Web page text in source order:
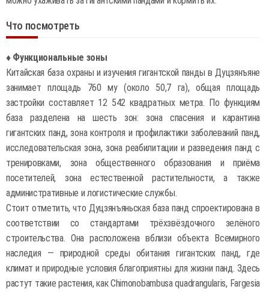
Что посмотреть
♦ Функциональные зоны
Китайская база охраны и изучения гигантской панды в Дуцзянъяне
занимает площадь 760 му (около 50,7 га), общая площадь
застройки составляет 12 542 квадратных метра. По функциям
база разделена на шесть зон: зона спасения и карантина
гигантских панд, зона контроля и профилактики заболеваний панд,
исследовательская зона, зона реабилитации и разведения панд с
тренировками, зона общественного образования и приёма
посетителей, зона естественной растительности, а также
административные и логистические службы.
Стоит отметить, что Дуцзянъяньская база панд спроектирована в
соответствии со стандартами трёхзвёздочного зелёного
строительства. Она расположена вблизи объекта Всемирного
наследия — природной среды обитания гигантских панд, где
климат и природные условия благоприятны для жизни панд. Здесь
растут такие растения, как Chimonobambusa quadrangularis, Fargesia